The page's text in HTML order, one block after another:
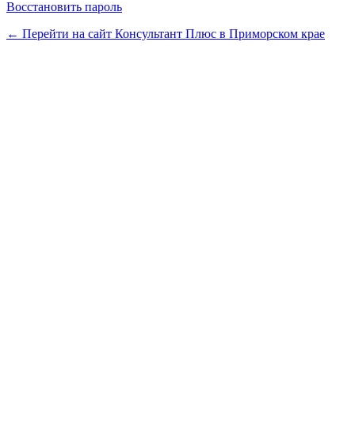
Восстановить пароль
← Перейти на сайт Консультант Плюс в Приморском крае